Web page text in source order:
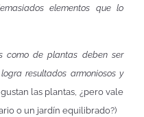
elementos que lo
como de plantas deben ser
resultados armoniosos y
las plantas, ¿pero vale
o un jardín equilibrado?)